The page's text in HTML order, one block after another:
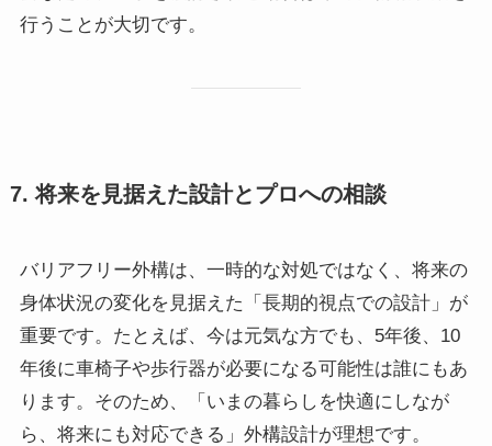
行うことが大切です。
7. 将来を見据えた設計とプロへの相談
バリアフリー外構は、一時的な対処ではなく、将来の
身体状況の変化を見据えた「長期的視点での設計」が
重要です。たとえば、今は元気な方でも、5年後、10
年後に車椅子や歩行器が必要になる可能性は誰にもあ
ります。そのため、「いまの暮らしを快適にしなが
ら、将来にも対応できる」外構設計が理想です。